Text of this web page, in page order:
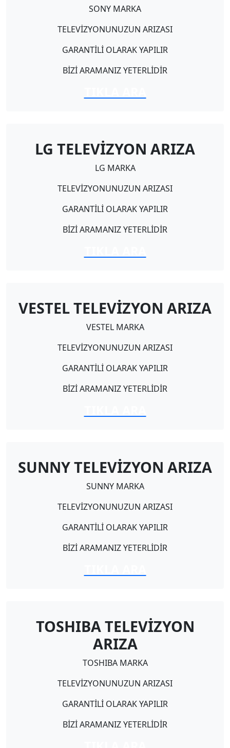
SONY MARKA
TELEVİZYONUNUZUN ARIZASI
GARANTİLİ OLARAK YAPILIR
BİZİ ARAMANIZ YETERLİDİR
LG TELEVİZYON ARIZA
LG MARKA
TELEVİZYONUNUZUN ARIZASI
GARANTİLİ OLARAK YAPILIR
BİZİ ARAMANIZ YETERLİDİR
VESTEL TELEVİZYON ARIZA
VESTEL MARKA
TELEVİZYONUNUZUN ARIZASI
GARANTİLİ OLARAK YAPILIR
BİZİ ARAMANIZ YETERLİDİR
SUNNY TELEVİZYON ARIZA
SUNNY MARKA
TELEVİZYONUNUZUN ARIZASI
GARANTİLİ OLARAK YAPILIR
BİZİ ARAMANIZ YETERLİDİR
TOSHIBA TELEVİZYON
ARIZA
TOSHIBA MARKA
TELEVİZYONUNUZUN ARIZASI
GARANTİLİ OLARAK YAPILIR
BİZİ ARAMANIZ YETERLİDİR